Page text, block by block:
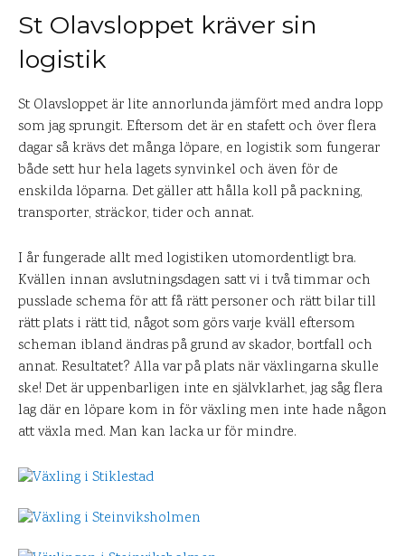
St Olavsloppet kräver sin
logistik
St Olavsloppet är lite annorlunda jämfört med andra lopp
som jag sprungit. Eftersom det är en stafett och över flera
dagar så krävs det många löpare, en logistik som fungerar
både sett hur hela lagets synvinkel och även för de
enskilda löparna. Det gäller att hålla koll på packning,
transporter, sträckor, tider och annat.
I år fungerade allt med logistiken utomordentligt bra.
Kvällen innan avslutningsdagen satt vi i två timmar och
pusslade schema för att få rätt personer och rätt bilar till
rätt plats i rätt tid, något som görs varje kväll eftersom
scheman ibland ändras på grund av skador, bortfall och
annat. Resultatet? Alla var på plats när växlingarna skulle
ske! Det är uppenbarligen inte en självklarhet, jag såg flera
lag där en löpare kom in för växling men inte hade någon
att växla med. Man kan lacka ur för mindre.